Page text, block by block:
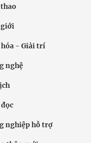
giới
hóa - Giải trí
nghệ
nghiệp hỗ trợ